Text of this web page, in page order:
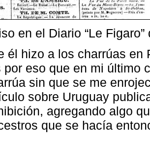
en el Diario “Le
él hizo a los charrúas en
por eso que en mi último
sin que se me
sobre Uruguay
agregando algo
que se hacía